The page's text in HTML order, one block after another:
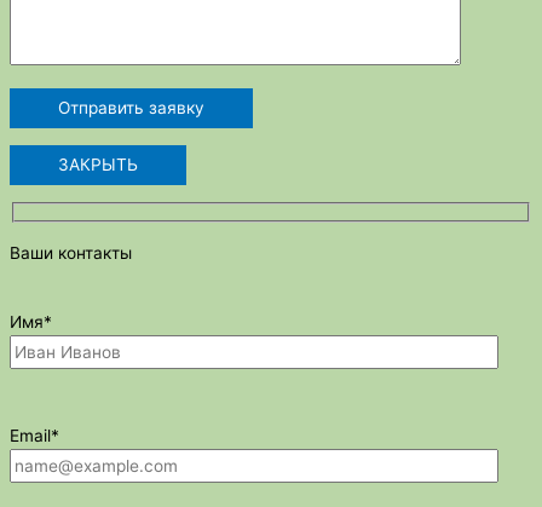
ЗАКРЫТЬ
Ваши контакты
Имя*
Email*